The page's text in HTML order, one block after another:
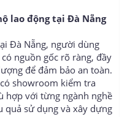
lao động tại Đà Nẵng
Đà Nẵng, người dùng
nguồn gốc rõ ràng, đầy
để đảm bảo an toàn.
showroom kiểm tra
hợp với từng ngành nghề
quả sử dụng và xây dựng